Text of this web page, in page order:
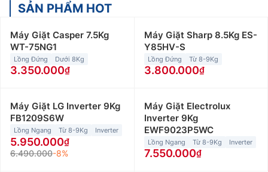
SẢN PHẨM HOT
Máy Giặt Casper 7.5Kg
WT-75NG1
Lồng Đứng Dưới 8Kg
3.350.000
Máy Giặt Sharp 8.5Kg ES-
Y85HV-S
Lồng Đứng Từ 8-9Kg
3.800.000
Máy Giặt LG Inverter 9Kg
FB1209S6W
Lồng Ngang Từ 8-9Kg Inverter
5.950.000
6.490.000-8%
Máy Giặt Electrolux
Inverter 9Kg
EWF9023P5WC
Lồng Ngang Từ 8-9Kg Inverter
7.550.000